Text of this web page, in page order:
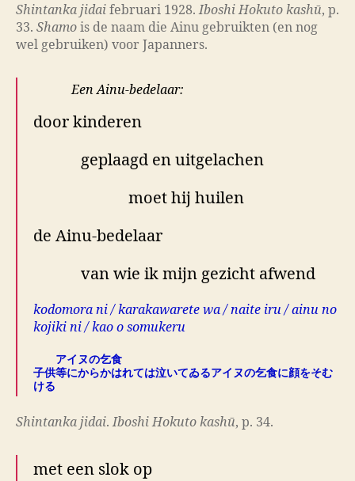
Shintanka jidai februari 1928.Iboshi Hokuto kashū, p.
33. Shamo is de naam die Ainu gebruikten (en nog
wel gebruiken) voor Japanners.
Een Ainu-bedelaar:
door kinderen
geplaagd en uitgelachen
moet hij huilen
de Ainu-bedelaar
van wie ik mijn gezicht afwend
kodomora ni / karakawarete wa / naite iru / ainu no
kojiki ni / kao o somukeru
アイヌの乞食
子供等にからかはれては泣いてゐるアイヌの乞食に顔をそむ
ける
Shintanka jidai.Iboshi Hokuto kashū, p. 34.
met een slok op